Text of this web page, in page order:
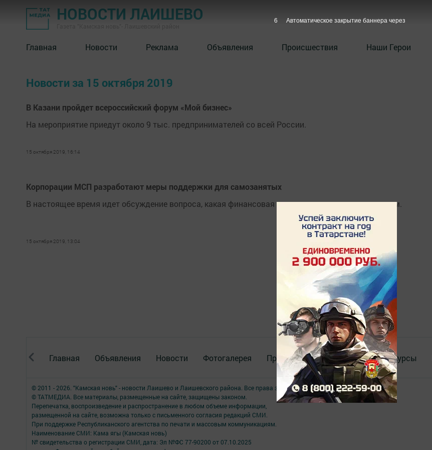
НОВОСТИ ЛАИШЕВО
Главная Новости Реклама Объявления Происшествия Наши Герои
Новости за 15 октября 2019
В Казани пройдет всероссийский форум «Мой бизнес»
На мероприятие приедут около 9 тыс. предпринимателей со всей России.
15 октября 2019, 16:14
Корпорации МСП разработают меры поддержки для самозанятых
В настоящее время идет обсуждение вопроса, какая финансовая поддержка нужна самозанятым.
15 октября 2019, 13:04
Главная Объявления Новости Фотогалерея Происшествия ВИДЕО Конкурсы
© 2011 - 2026. "Камская новь" - новости Лаишево и Лаишевского района. Все права защищены.
© ТАТМЕДИА. Все материалы, размещенные на сайте, защищены законом.
Перепечатка, воспроизведение и распространение в любом объеме информации,
размещенной на сайте, возможна только с письменного согласия редакций СМИ.
При поддержке Республиканского агентства по печати и массовым коммуникациям.
Наименование СМИ: Кама ягы (Камская новь)
№ свидетельства о регистрации СМИ, дата: Эл №ФC 77-90200 от 07.10.2025
6 Автоматическое закрытие баннера через